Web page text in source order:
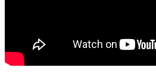
No Result